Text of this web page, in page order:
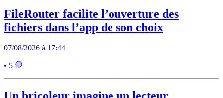
FileRouter facilite l’ouverture des
fichiers dans l’app de son choix
07/08/2026 à 17:44
• 5